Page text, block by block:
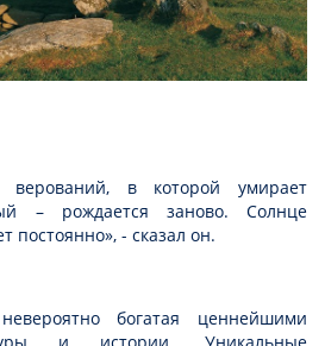
верований, в которой умирает
– рождается заново. Солнце
постоянно», - сказал он.
богатая ценнейшими